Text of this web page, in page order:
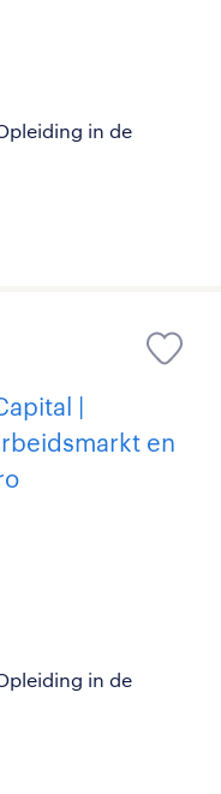
in de
|
en
in de